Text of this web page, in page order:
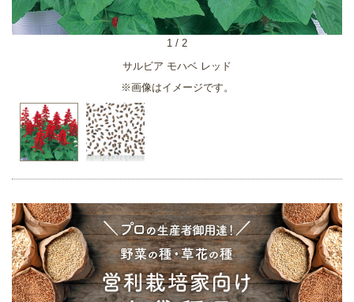
サルビア モハベ レッド
※画像はイメージです。
1 / 2